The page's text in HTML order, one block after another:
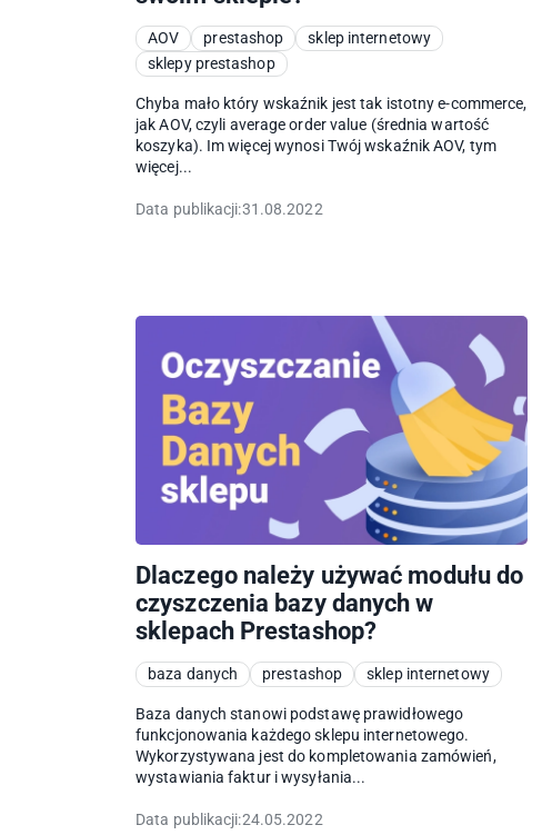
AOV prestashop
sklep internetowy
sklepy prestashop
Chyba mało który wskaźnik jest tak istotny e-commerce,
jak AOV, czyli average order value (średnia wartość
koszyka). Im więcej wynosi Twój wskaźnik AOV, tym
więcej...
Data publikacji:31.08.2022
Dlaczego należy używać modułu do
czyszczenia bazy danych w
sklepach Prestashop?
baza danych prestashop sklep internetowy
Baza danych stanowi podstawę prawidłowego
funkcjonowania każdego sklepu internetowego.
Wykorzystywana jest do kompletowania zamówień,
wystawiania faktur i wysyłania...
Data publikacji:24.05.2022